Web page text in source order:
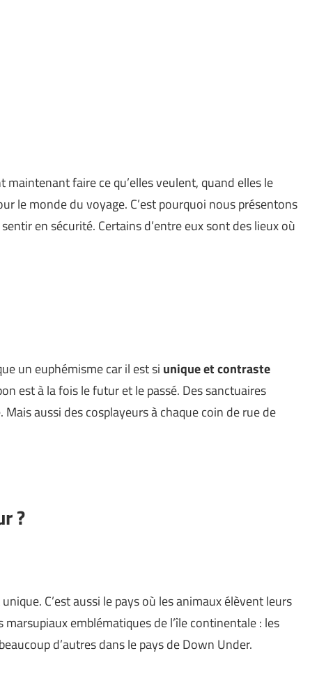
faire ce qu’elles veulent, quand elles le
le monde du voyage. C’est pourquoi nous présentons
en sécurité. Certains d’entre eux sont des lieux où
un euphémisme car il est si unique et contraste
est à la fois le futur et le passé. Des sanctuaires
aussi des cosplayeurs à chaque coin de rue de
?
C’est aussi le pays où les animaux élèvent leurs
emblématiques de l’île continentale : les
d’autres dans le pays de Down Under.